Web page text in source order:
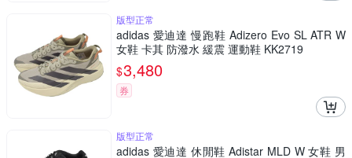
版型正常
adidas 愛迪達 慢跑鞋 Adizero Evo SL ATR W
女鞋 卡其 防潑水 緩震 運動鞋 KK2719
$3,480
券
版型正常
adidas 愛迪達 休閒鞋 Adistar MLD W 女鞋 男